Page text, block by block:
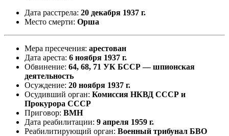
Дата расстрела: 20 декабря 1937 г.
Место смерти: Орша
Мера пресечения: арестован
Дата ареста: 6 ноября 1937 г.
Обвинение: 64, 68, 71 УК БССР — шпионская
деятельность
Осуждение: 20 ноября 1937 г.
Осудивший орган: Комиссия НКВД СССР и
Прокурора СССР
Приговор: ВМН
Дата реабилитации: 9 апреля 1959 г.
Реабилитирующий орган: Военный трибунал БВО